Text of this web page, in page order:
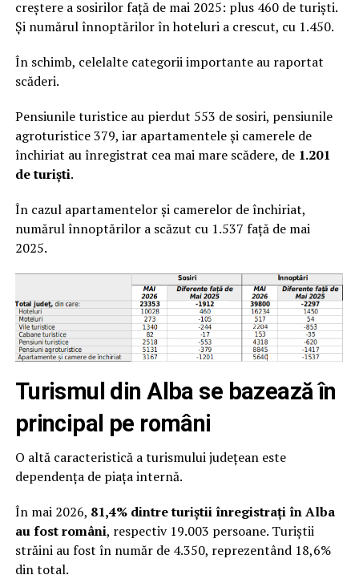
creștere a sosirilor față de mai 2025: plus 460 de turiști.
Și numărul înnoptărilor în hoteluri a crescut, cu 1.450.
În schimb, celelalte categorii importante au raportat
scăderi.
Pensiunile turistice au pierdut 553 de sosiri, pensiunile
agroturistice 379, iar apartamentele și camerele de
închiriat au înregistrat cea mai mare scădere, de 1.201
de turiști.
În cazul apartamentelor și camerelor de închiriat,
numărul înnoptărilor a scăzut cu 1.537 față de mai
2025.
Turismul din Alba se bazează în
principal pe români
O altă caracteristică a turismului județean este
dependența de piața internă.
În mai 2026, 81,4% dintre turiștii înregistrați în Alba
au fost români, respectiv 19.003 persoane. Turiștii
străini au fost în număr de 4.350, reprezentând 18,6%
din total.